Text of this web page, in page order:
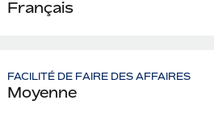
Français
FACILITÉ DE FAIRE DES AFFAIRES
Moyenne